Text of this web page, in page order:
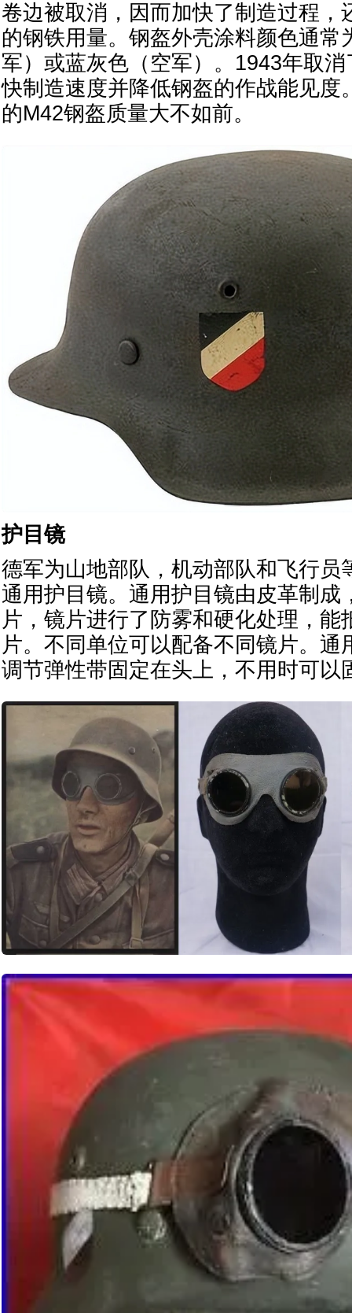
卷边被取消，因而加快了制造过程，
的钢铁用量。钢盔外壳涂料颜色通常
军）或蓝灰色（空军）。1943年取
快制造速度并降低钢盔的作战能见度
的M42钢盔质量大不如前。
护目镜
德军为山地部队，机动部队和飞行员
通用护目镜。通用护目镜由皮革制成
片，镜片进行了防雾和硬化处理，能
片。不同单位可以配备不同镜片。通
调节弹性带固定在头上，不用时可以